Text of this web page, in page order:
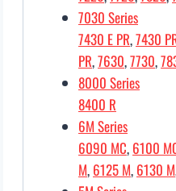
7030 Series
7430 E PR,7430
PR,7630,7730,
8000 Series
8400 R
6M Series
6090 MC, 6100
M, 6125 M, 6130 M